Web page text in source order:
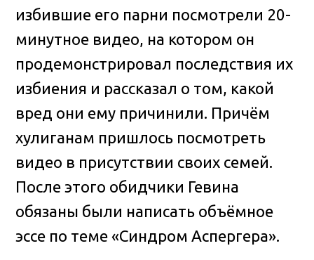
избившие его парни посмотрели 20-
минутное видео, на котором он
продемонстрировал последствия их
избиения и рассказал о том, какой
вред они ему причинили. Причём
хулиганам пришлось посмотреть
видео в присутствии своих семей.
После этого обидчики Гевина
обязаны были написать объёмное
эссе по теме «Синдром Аспергера».